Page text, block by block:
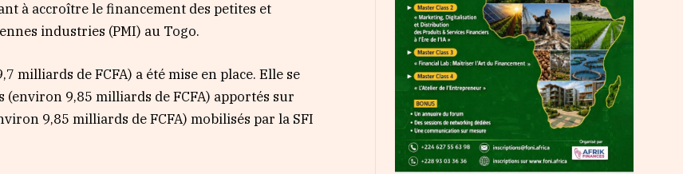
à accroître le financement des petites et
industries (PMI) au Togo.
milliards de FCFA) a été mise en place. Elle se
(environ 9,85 milliards de FCFA) apportés sur
9,85 milliards de FCFA) mobilisés par la SFI